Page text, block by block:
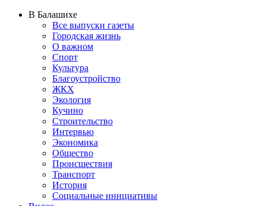
В Балашихе
Все выпуски газеты
Городская жизнь
О важном
Спорт
Культура
Благоустройство
ЖКХ
Экология
Кучино
Строительство
Интервью
Экономика
Общество
Происшествия
Транспорт
История
Социальные инициативы